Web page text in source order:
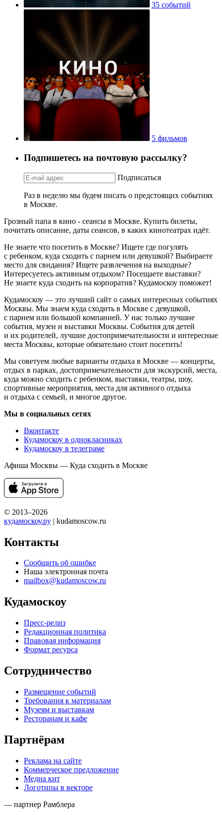
35 событий
5 фильмов
Подпишетесь на почтовую рассылку?
Подписаться
Раз в неделю мы будем писать о предстоящих событиях
в Москве.
Грозный папа в кино - сеансы в Москве. Купить билеты,
почитать описание, даты сеансов, в каких кинотеатрах идёт.
Не знаете что посетить в Москве? Ищете где погулять
с ребенком, куда сходить с парнем или девушкой? Выбираете
место для свидания? Ищете развлечения на выходные?
Интересуетесь активным отдыхом? Посещаете выставки?
Не знаете куда сходить на корпоратив? Кудамоскоу поможет!
Кудамоскоу — это лучший сайт о самых интересных событиях
Москвы. Мы знаем куда сходить в Москве с девушкой,
с парнем или большой компанией. У нас только лучшие
события, музеи и выставки Москвы. События для детей
и их родителей, лучшие достопримечательности и интересные
места Москвы, которые обязательно стоит посетить!
Мы советуем любые варианты отдыха в Москве — концерты,
отдых в парках, достопримечательности для экскурсий, места,
куда можно сходить с ребенком, выставки, театры, шоу,
спортивные мероприятия, места для активного отдыха
и отдыха с семьей, и многое другое.
Мы в социальных сетях
Вконтакте
Кудамоскоу в однокласниках
Кудамоскоу в телеграме
Афиша Москвы — Куда сходить в Москве
© 2013–2026
кудамоскоу.ру | kudamoscow.ru
Контакты
Сообщить об ошибке
Наша электронная почта
mailbox@kudamoscow.ru
Кудамоскоу
Пресс-релиз
Редакционная политика
Правовая информация
Формат ресурса
Сотрудничество
Размещение событий
Требования к материалам
Музеям и выставкам
Ресторанам и кафе
Партнёрам
Реклама на сайте
Коммерческое предложение
Медиа кит
Логотипы в векторе
— партнер Рамблера